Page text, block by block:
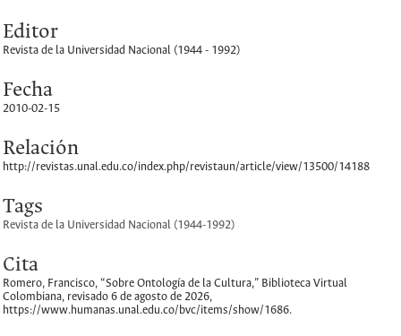
Editor
Revista de la Universidad Nacional (1944 - 1992)
Fecha
2010-02-15
Relación
http://revistas.unal.edu.co/index.php/revistaun/article/view/13500/14188
Tags
Revista de la Universidad Nacional (1944-1992)
Cita
Romero, Francisco, “Sobre Ontología de la Cultura,” Biblioteca Virtual
Colombiana, revisado 6 de agosto de 2026,
https://www.humanas.unal.edu.co/bvc/items/show/1686.